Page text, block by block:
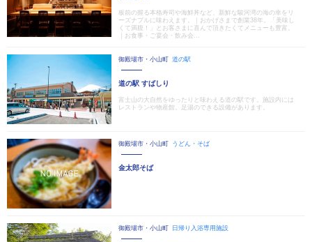
板前の握る本格寿司や海鮮丼など、新鮮な駿河湾の海の幸をリ
ーズナブルに味わえます。｜おかげさまで創業38年。「美味し
くて満腹！」とお客さまに喜んで頂きたくてメニューも豊富。
｜お食事・ご宴会・飲み会...
御殿場市・小山町 道の駅
道の駅 すばしり
富士山の大自然をゆったりと味わえる道の駅です。施設内には
レストランや物産館。足湯のできる設備があります。
御殿場市・小山町 うどん・そば
金太郎そば
御殿場市・小山町 日帰り入浴専用施設